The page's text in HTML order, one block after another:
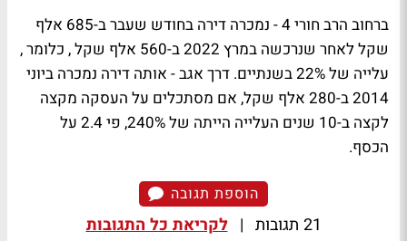
ברחוב הרב חורי 4 - נמכרה דירה בחודש שעבר ב-685 אלף
שקל לאחר שנרכשה במרץ 2022 ב-560 אלף שקל , כלומר ,
עלייה של 22% בשנתיים. דרך אגב - אותה דירה נמכרה ביוני
2014 ב-280 אלף שקל, אם מסתכלים על העסקה מקצה
לקצה ב-10 שנים העלייה הייתה של 240%, פי 2.4 על
הכסף.
הוספת תגובה
21 תגובות | לקריאת כל התגובות